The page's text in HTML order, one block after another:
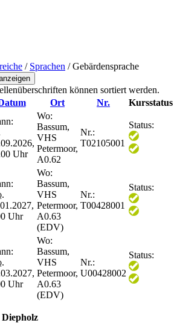
/ Sprachen /Gebärdensprache
können sortiert werden.
Ort Nr.
Kursstatus
Uhr
Wo:
Bassum,
VHS
Petermoor,
A0.62
Nr.:
T02105001
Status:
Uhr
Wo:
Bassum,
VHS
Petermoor,
A0.63
(EDV)
Nr.:
T00428001
Status:
Uhr
Wo:
Bassum,
VHS
Petermoor,
A0.63
(EDV)
Nr.:
U00428002
Status: